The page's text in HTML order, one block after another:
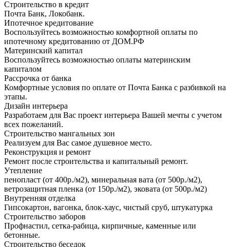
Строительство в кредит
Почта Банк, Локобанк.
Ипотечное кредитование
Воспользуйтесь возможностью комфортной оплаты по
ипотечному кредитованию от ДОМ.РФ
Материнский капитал
Воспользуйтесь возможностью оплаты материнским
капиталом
Рассрочка от банка
Комфортные условия по оплате от Почта Банка с разбивкой на
этапы.
Дизайн интерьера
Разработаем для Вас проект интерьера Вашей мечты с учетом
всех пожеланий.
Строительство мангальных зон
Реализуем для Вас самое душевное место.
Реконструкция и ремонт
Ремонт после строительства и капитальный ремонт.
Утепление
пенопласт (от 400р./м2), минеральная вата (от 500р./м2),
ветрозащитная пленка (от 150р./м2), эковата (от 500р./м2)
Внутренняя отделка
Гипсокартон, вагонка, блок-хаус, чистый сруб, штукатурка
Строительство заборов
Профнастил, сетка-рабица, кирпичные, каменные или
бетонные.
Строительство беседок